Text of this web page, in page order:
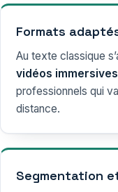
Formats
Au texte classique
vidéos immersives
professionnels qui
distance.
Segmentation